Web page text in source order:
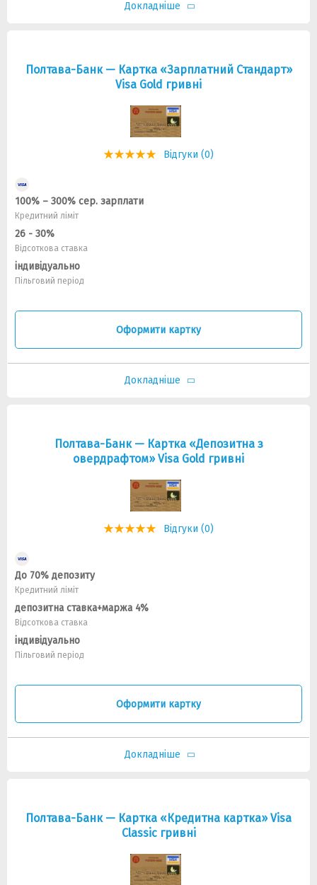
Докладніше
Полтава-Банк — Картка «Зарплатний Стандарт»
Visa Gold гривнi
Відгуки (0)
100% – 300% сер. зарплати
Кредитний ліміт
26 - 30%
Відсоткова ставка
індивідуально
Пільговий період
Оформити картку
Докладніше
Полтава-Банк — Картка «Депозитна з
овердрафтом» Visa Gold гривнi
Відгуки (0)
До 70% депозиту
Кредитний ліміт
депозитна ставка+маржа 4%
Відсоткова ставка
індивідуально
Пільговий період
Оформити картку
Докладніше
Полтава-Банк — Картка «Кредитна картка» Visa
Classic гривнi